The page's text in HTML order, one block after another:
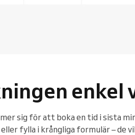
enkel
sig för att boka en tid i sista
eller fylla i krångliga formulär – de